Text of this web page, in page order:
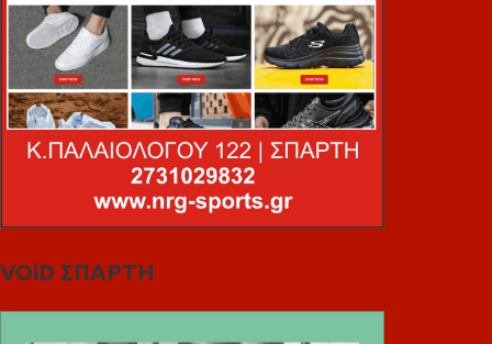
VOiD ΣΠΑΡΤΗ